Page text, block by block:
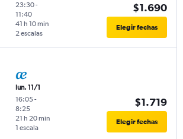
23:30-
11:40
2 escalas
41 h 10 min
$1.690
Elegir fechas
lun. 11/1
16:05-
8:25
1 escala
21 h 20 min
$1.719
Elegir fechas